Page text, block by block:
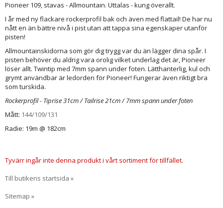
Pioneer 109, stavas - Allmountain. Uttalas - kung överallt.
I år med ny flackare rockerprofil bak och även med flattail! De har nu
nått en än bättre nivå i pist utan att tappa sina egenskaper utanför
pisten!
Allmountainskidorna som gör dig trygg var du än lägger dina spår. I
pisten behöver du aldrig vara orolig vilket underlag det är, Pioneer
löser allt. Twintip med 7mm spann under foten. Lätthanterlig, kul och
grymt användbar är ledorden för Pioneer! Fungerar även riktigt bra
som turskida.
Rockerprofil - Tiprise 31cm / Tailrise 21cm / 7mm spann under foten
Mått: 144/109/131
Radie: 19m @ 182cm
Tyvärr ingår inte denna produkt i vårt sortiment för tillfället.
Till butikens startsida »
Sitemap »